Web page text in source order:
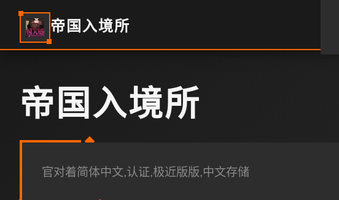
帝国入境所
帝国入境所
官对着简体中文,认证,极近版版,中文存储